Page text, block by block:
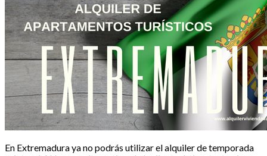
En Extremadura ya no podrás utilizar el alquiler de temporada